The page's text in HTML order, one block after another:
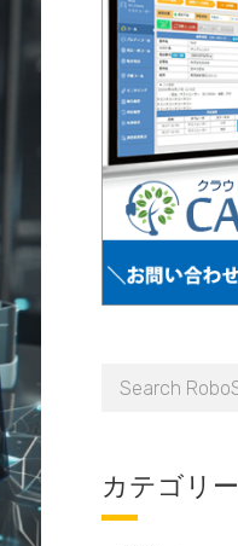
カテゴリー